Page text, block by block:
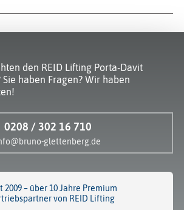
den REID Lifting Porta-Davit
Sie haben Fragen? Wir haben
0208 / 302 16 710
glettenberg.de
2009 – über 10 Jahre Premium
von REID Lifting